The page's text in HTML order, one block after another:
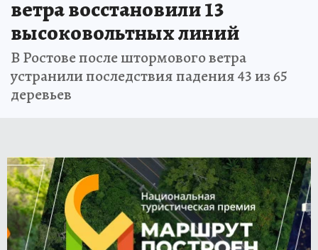
ветра восстановили 13
высоковольтных линий
В Ростове после штормового ветра
устранили последствия падения 43 из 65
деревьев